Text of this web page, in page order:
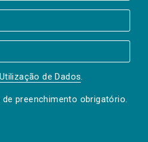
de Dados.
preenchimento obrigatório.